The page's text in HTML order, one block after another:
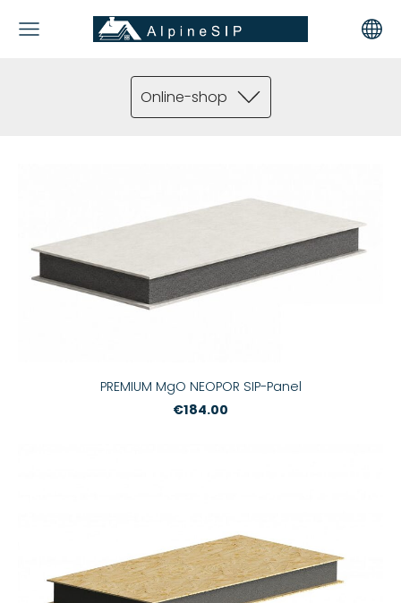
Online-shop
PREMIUM MgO NEOPOR SIP-Panel
€184.00